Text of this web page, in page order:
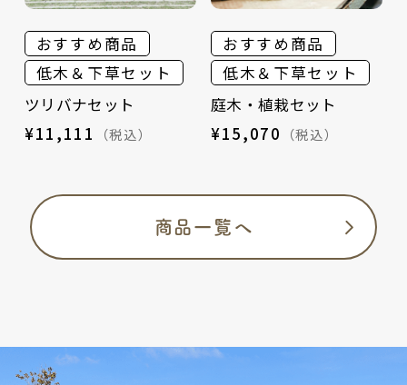
おすすめ商品
低木＆下草セット
ツリバナセット
¥11,111
（税込）
おすすめ商品
低木＆下草セット
庭木・植栽セット
¥15,070
（税込）
商品一覧へ